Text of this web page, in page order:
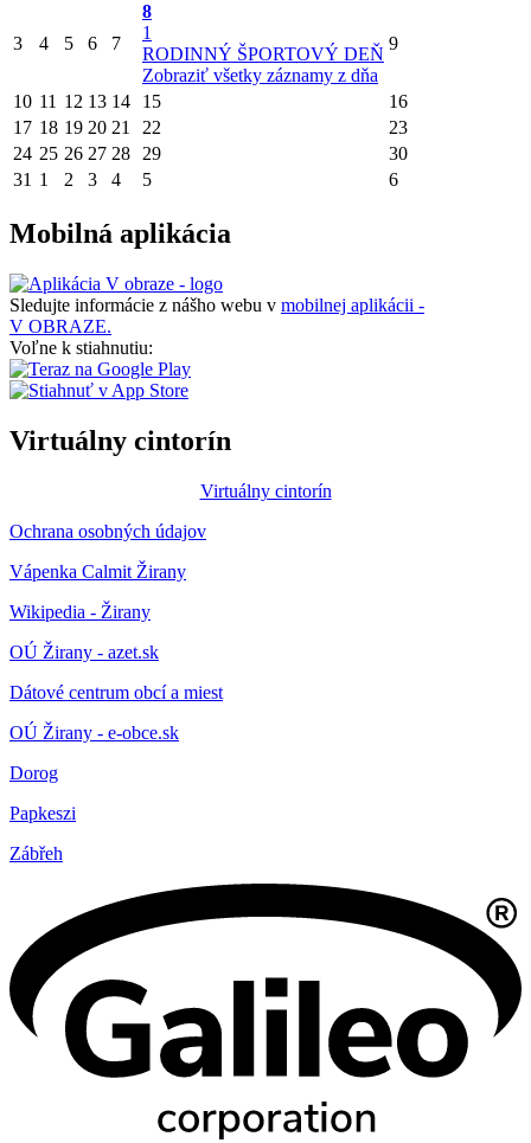
3 4 5 6 7
8
1
RODINNÝ ŠPORTOVÝ DEŇ
Zobraziť všetky záznamy z dňa
9
10 11 12 13 14 15
16
17 18 19 20 21 22
23
24 25 26 27 28 29
30
31 1 2 3 4 5 6
Mobilná aplikácia
Sledujte informácie z nášho webu v mobilnej aplikácii -
V OBRAZE.
Voľne k stiahnutiu:
Virtuálny cintorín
Virtuálny cintorín
Ochrana osobných údajov
Vápenka Calmit Žirany
Wikipedia - Žirany
OÚ Žirany - azet.sk
Dátové centrum obcí a miest
OÚ Žirany - e-obce.sk
Dorog
Papkeszi
Zábřeh